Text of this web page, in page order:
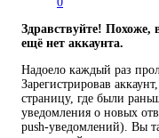
Здравствуйте! Похоже,
ещё нет аккаунта.
Надоело каждый раз
Зарегистрировав
страницу, где были
уведомления о новых
push-уведомлений). Вы